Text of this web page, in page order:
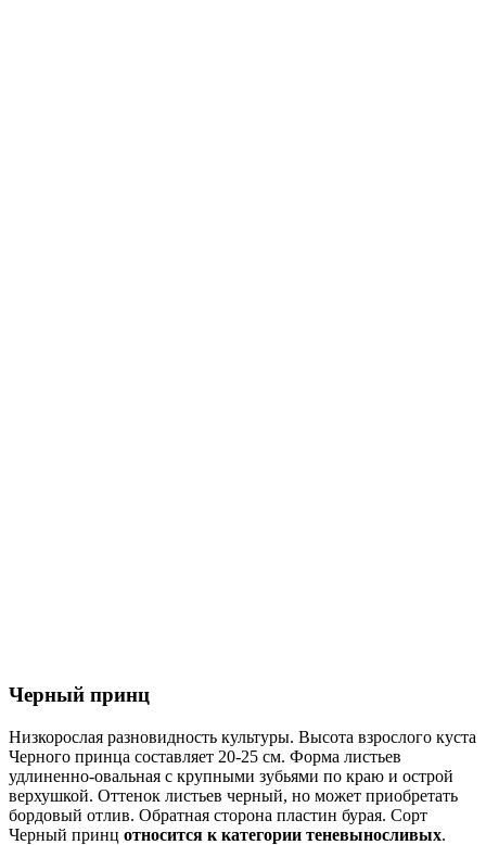
Черный принц
Низкорослая разновидность культуры. Высота взрослого куста
Черного принца составляет 20-25 см. Форма листьев
удлиненно-овальная с крупными зубьями по краю и острой
верхушкой. Оттенок листьев черный, но может приобретать
бордовый отлив. Обратная сторона пластин бурая. Сорт
Черный принц относится к категории теневыносливых.